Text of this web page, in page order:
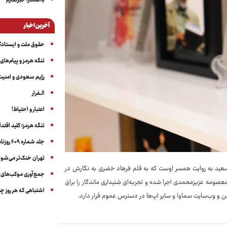
به روایت همسر اوست که به قلم فرهاد خضری به نگارش در
عزیزمحمدی اجرا شده و تجربه‌ای شنیداری ماندگار را برای
و وب‌سایت سماوا و سایر اپ‌ها در دسترس عموم قرار دارد.
آخرین اخبار
حقوق ملت و
تنگه هرمز و پیام‌های
رژیم سعودی و
الــفرار
اعتبار و احتیاط!
تنگه هرمز؛ کلید
جلد شماره ۶۰۹ روزنامه آگاه
تهران خنک‌تر
جمع‌آوری موکب‌های
اشتباهی که هر روز